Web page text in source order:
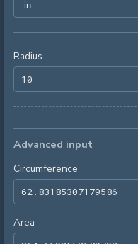
Radius
Advanced input
Circumference
Area